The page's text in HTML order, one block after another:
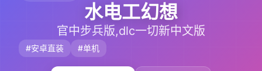
水电工幻想
官中步兵版,dlc一切新中文版
#安卓直装 #单机